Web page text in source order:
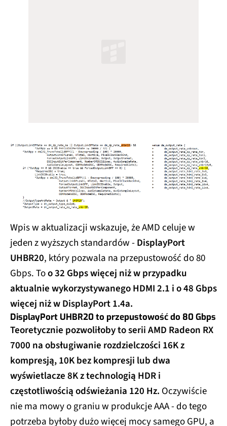
Wpis w aktualizacji wskazuje, że AMD celuje w
jeden z wyższych standardów -DisplayPort
UHBR20, który pozwala na przepustowość do 80
Gbps. Too 32 Gbps więcej niż w przypadku
aktualnie wykorzystywanego HDMI 2.1 i o 48 Gbps
więcej niż w DisplayPort 1.4a.
DisplayPort UHBR20 to przepustowość do 80 Gbps
Teoretycznie pozwoliłoby to serii AMD Radeon RX
7000 na obsługiwanie rozdzielczości 16K z
kompresją, 10K bez kompresji lub dwa
wyświetlacze 8K z technologią HDR i
częstotliwością odświeżania 120 Hz. Oczywiście
nie ma mowy o graniu w produkcje AAA - do tego
potrzeba byłoby dużo więcej mocy samego GPU, a